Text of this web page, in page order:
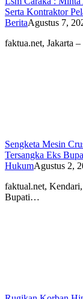
Serta Kontraktor
BeritaAgustus 7,
faktua.net, Jakarta
Sengketa Mesin
Tersangka Eks
HukumAgustus 2,
faktual.net, Kendari,
Bupati…